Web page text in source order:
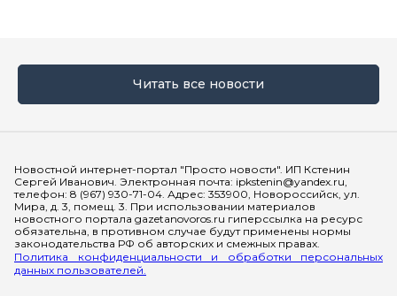
Читать все новости
Новостной интернет-портал "Просто новости". ИП Кстенин
Сергей Иванович. Электронная почта: ipkstenin@yandex.ru,
телефон: 8 (967) 930-71-04. Адрес: 353900, Новороссийск, ул.
Мира, д. 3, помещ. 3. При использовании материалов
новостного портала gazetanovoros.ru гиперссылка на ресурс
обязательна, в противном случае будут применены нормы
законодательства РФ об авторских и смежных правах.
Политика конфиденциальности и обработки персональных
данных пользователей.